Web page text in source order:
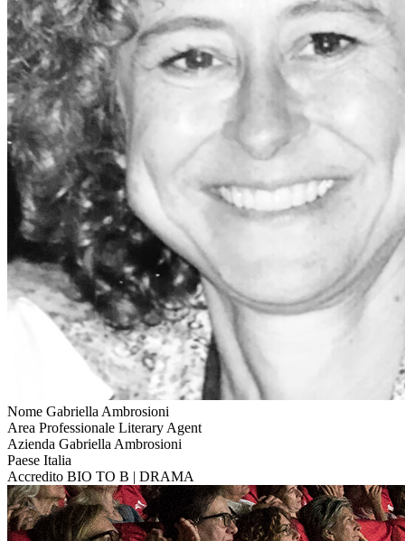
Nome Gabriella Ambrosioni
Area Professionale Literary Agent
Azienda Gabriella Ambrosioni
Paese Italia
Accredito BIO TO B | DRAMA